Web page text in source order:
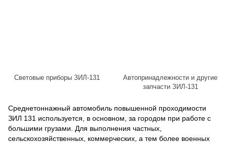
Среднетоннажный автомобиль повышенной проходимости
ЗИЛ 131 используется, в основном, за городом при работе с
большими грузами. Для выполнения частных,
сельскохозяйственных, коммерческих, а тем более военных
Световые приборы ЗИЛ-131
Автопринадлежности и другие
запчасти ЗИЛ-131